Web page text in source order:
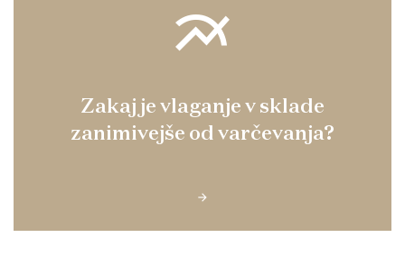
multiline_chart
Zakaj je vlaganje v sklade
zanimivejše od varčevanja?